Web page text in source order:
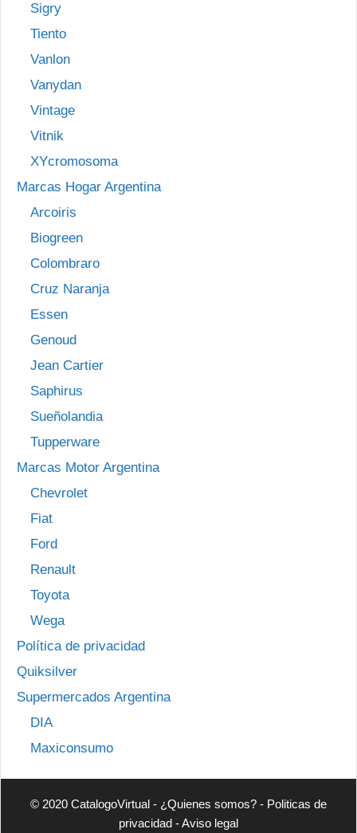
Sigry
Tiento
Vanlon
Vanydan
Vintage
Vitnik
XYcromosoma
Marcas Hogar Argentina
Arcoiris
Biogreen
Colombraro
Cruz Naranja
Essen
Genoud
Jean Cartier
Saphirus
Sueñolandia
Tupperware
Marcas Motor Argentina
Chevrolet
Fiat
Ford
Renault
Toyota
Wega
Política de privacidad
Quiksilver
Supermercados Argentina
DIA
Maxiconsumo
© 2020 CatalogoVirtual - ¿Quienes somos? - Politicas de
privacidad -Aviso legal